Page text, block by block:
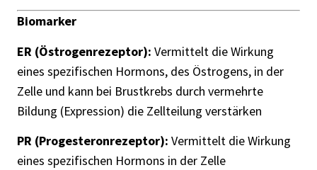
Biomarker
ER (Östrogenrezeptor): Vermittelt die Wirkung
eines spezifischen Hormons, des Östrogens, in der
Zelle und kann bei Brustkrebs durch vermehrte
Bildung (Expression) die Zellteilung verstärken
PR (Progesteronrezeptor): Vermittelt die Wirkung
eines spezifischen Hormons in der Zelle